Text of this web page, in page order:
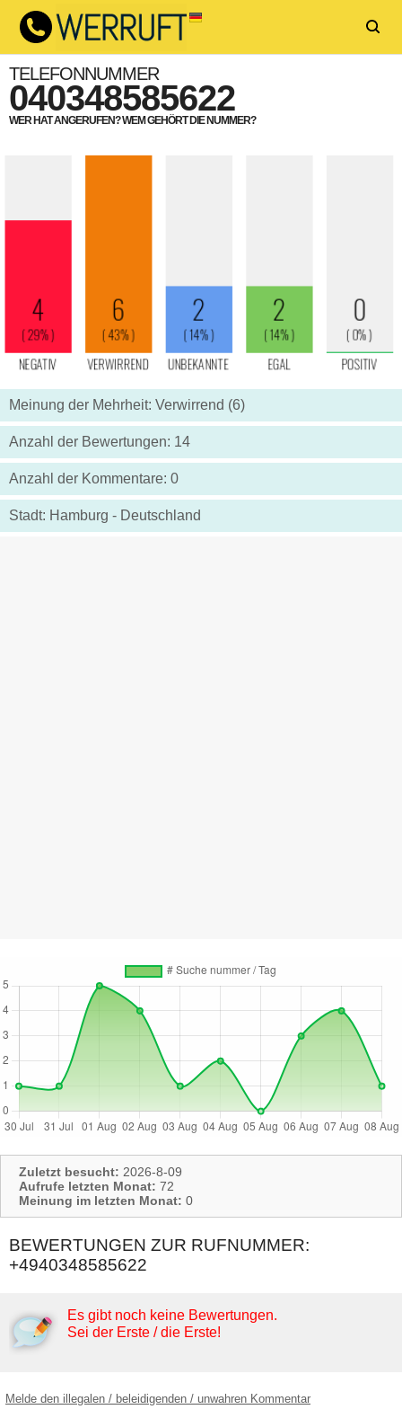
TELEFONNUMMER
040348585622
WER HAT ANGERUFEN? WEM GEHÖRT DIE NUMMER?
Meinung der Mehrheit: Verwirrend (6)
Anzahl der Bewertungen: 14
Anzahl der Kommentare: 0
Stadt: Hamburg - Deutschland
Zuletzt besucht: 2026-8-09
Aufrufe letzten Monat: 72
Meinung im letzten Monat: 0
BEWERTUNGEN ZUR RUFNUMMER:
+4940348585622
Es gibt noch keine Bewertungen.
Sei der Erste / die Erste!
Melde den illegalen / beleidigenden / unwahren Kommentar